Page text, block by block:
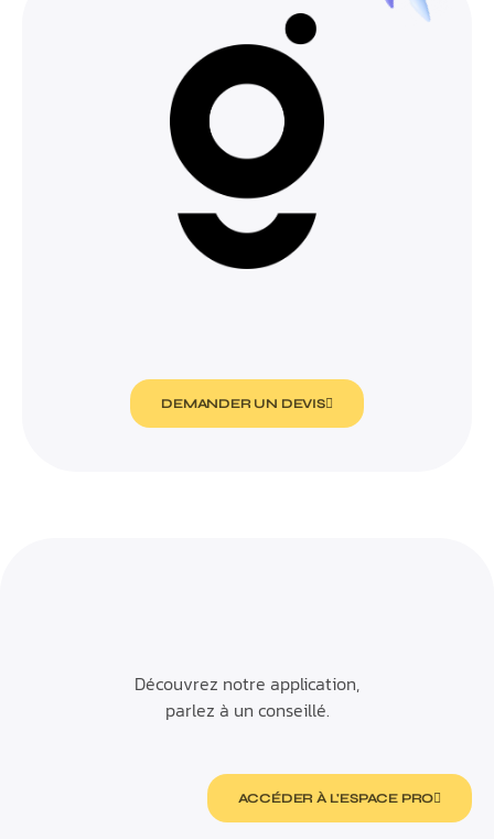
DEMANDER UN DEVIS
Découvrez notre application,
parlez à un conseillé.
ACCÉDER À L'ESPACE PRO